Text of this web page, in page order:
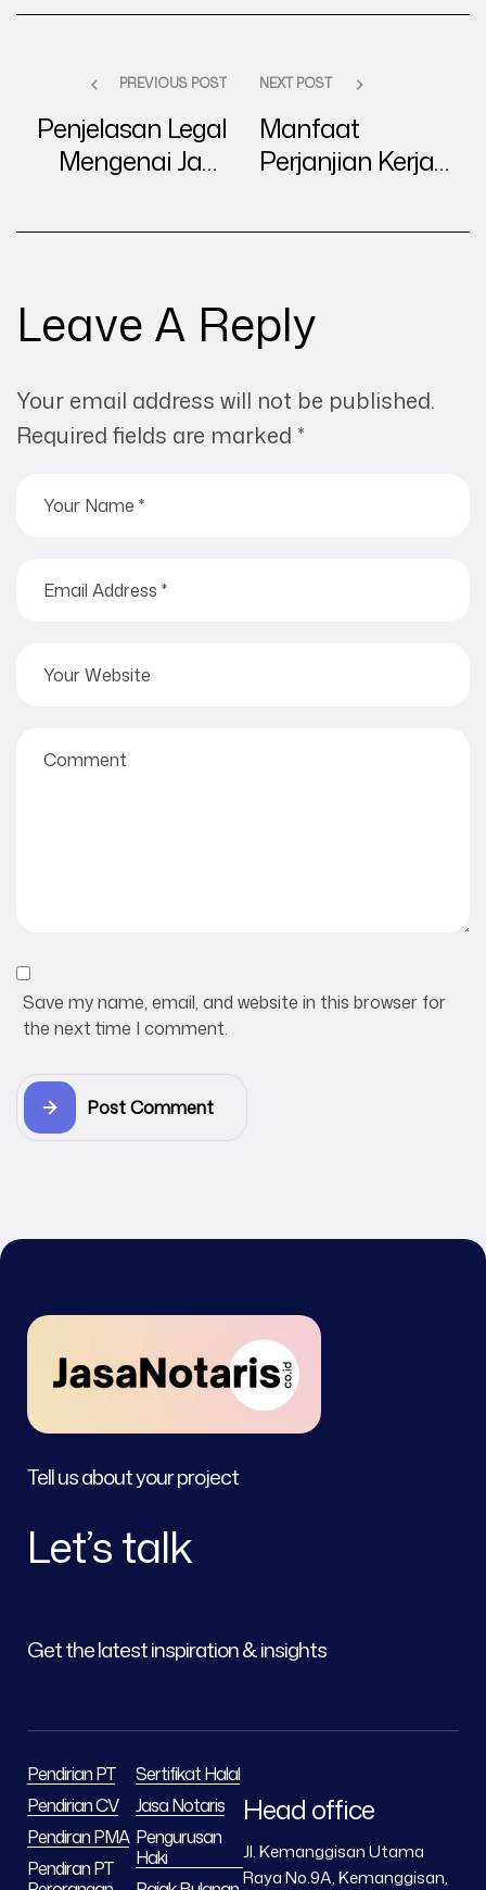
PREVIOUS POST
Penjelasan Legal
Mengenai Jam
Lembur Karyawan
NEXT POST
Manfaat
Perjanjian Kerja
untuk Stabilitas
Leave A Reply
Your email address will not be published.
Required fields are marked *
Save my name, email, and website in this browser for
the next time I comment.
Post Comment
Tell us about your project
Let’s talk
Get the latest inspiration & insights
Pendirian PT
Pendirian CV
Pendiran PMA
Pendiran PT
Sertifikat Halal
Jasa Notaris
Pengurusan
Haki
Head office
Jl. Kemanggisan Utama
Raya No.9A, Kemanggisan,